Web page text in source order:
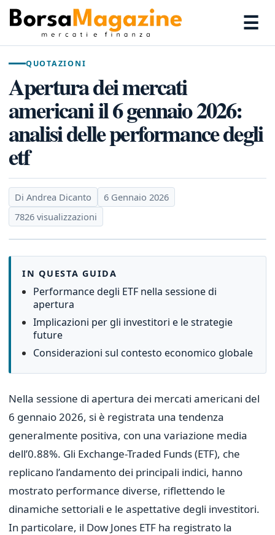
☰
QUOTAZIONI
Apertura dei mercati
americani il 6 gennaio 2026:
analisi delle performance degli
etf
Di Andrea Dicanto
6 Gennaio 2026
7826 visualizzazioni
IN QUESTA GUIDA
Performance degli ETF nella sessione di
apertura
Implicazioni per gli investitori e le strategie
future
Considerazioni sul contesto economico globale
Nella sessione di apertura dei mercati americani del
6 gennaio 2026, si è registrata una tendenza
generalmente positiva, con una variazione media
dell’0.88%. Gli Exchange-Traded Funds (ETF), che
replicano l’andamento dei principali indici, hanno
mostrato performance diverse, riflettendo le
dinamiche settoriali e le aspettative degli investitori.
In particolare, il Dow Jones ETF ha registrato la